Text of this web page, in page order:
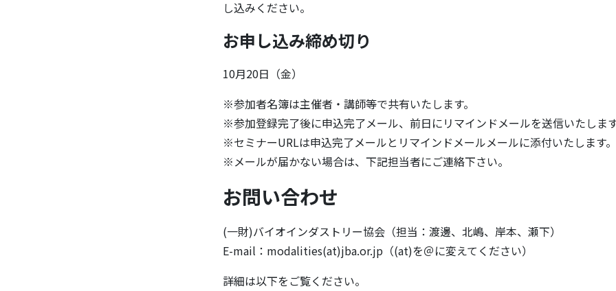
し込みください。
お申し込み締め切り
10月20日（金）
※参加者名簿は主催者・講師等で共有いたします。
※参加登録完了後に申込完了メール、前日にリマインドメールを送信いたします
※セミナーURLは申込完了メールとリマインドメールメールに添付いたします。
※メールが届かない場合は、下記担当者にご連絡下さい。
お問い合わせ
(一財)バイオインダストリー協会（担当：渡邊、北嶋、岸本、瀬下）
E-mail：modalities(at)jba.or.jp（(at)を＠に変えてください）
詳細は以下をご覧ください。